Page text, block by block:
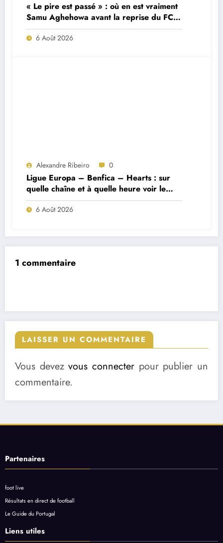
« Le pire est passé » : où en est vraiment
Samu Aghehowa avant la reprise du FC
Porto ?
6 Août 2026
Alexandre Ribeiro 0
Ligue Europa – Benfica – Hearts : sur
quelle chaîne et à quelle heure voir le
match ?
6 Août 2026
1 commentaire
LAISSER UN COMMENTAIRE
Vous devezvous connecter pour publier un
commentaire.
Partenaires
foot live
Résultats en direct de football
Le Guide du Portugal
Liens utiles